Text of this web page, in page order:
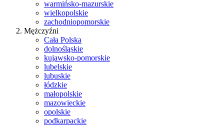
warmińsko-mazurskie
wielkopolskie
zachodniopomorskie
Mężczyźni
Cała Polska
dolnośląskie
kujawsko-pomorskie
lubelskie
lubuskie
łódzkie
małopolskie
mazowieckie
opolskie
podkarpackie